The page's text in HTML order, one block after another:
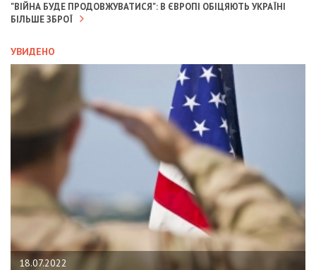
"ВІЙНА БУДЕ ПРОДОВЖУВАТИСЯ": В ЄВРОПІ ОБІЦЯЮТЬ УКРАЇНІ
БІЛЬШЕ ЗБРОЇ
УВИДЕНО
18.07.2022